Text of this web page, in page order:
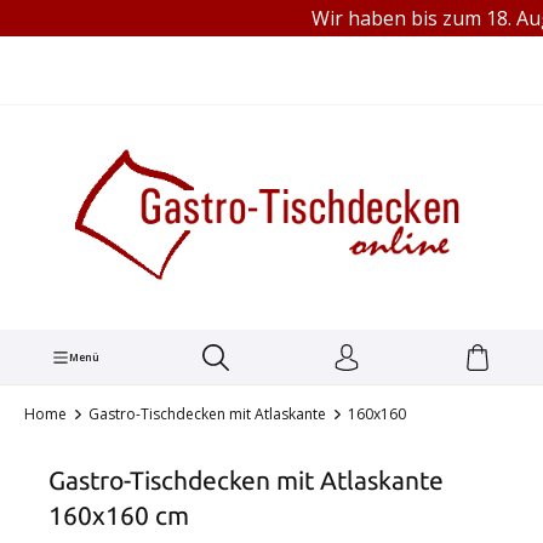
TEL.: +49 (0) 251 1445680Wir haben bis zum 18.
Menü
Home Gastro-Tischdecken mit Atlaskante 160x160
Gastro-Tischdecken mit Atlaskante
160x160 cm